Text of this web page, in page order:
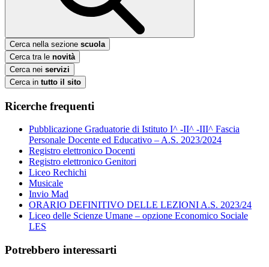
Cerca nella sezione scuola
Cerca tra le novità
Cerca nei servizi
Cerca in tutto il sito
Ricerche frequenti
Pubblicazione Graduatorie di Istituto I^ -II^ -III^ Fascia
Personale Docente ed Educativo – A.S. 2023/2024
Registro elettronico Docenti
Registro elettronico Genitori
Liceo Rechichi
Musicale
Invio Mad
ORARIO DEFINITIVO DELLE LEZIONI A.S. 2023/24
Liceo delle Scienze Umane – opzione Economico Sociale
LES
Potrebbero interessarti